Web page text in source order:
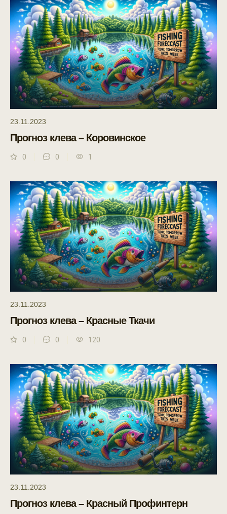
23.11.2023
Прогноз клева – Коровинское
0 0 1
23.11.2023
Прогноз клева – Красные Ткачи
0 0 120
23.11.2023
Прогноз клева – Красный Профинтерн